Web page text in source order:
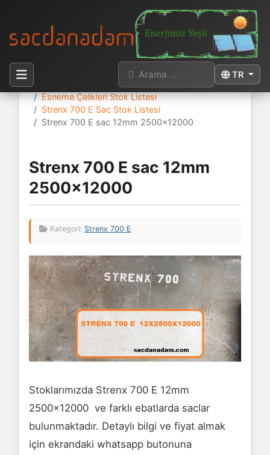
Dilinizi seçin
TR
Arama
Buradasınız:
Esneme Çelikleri Stok Listesi
Strenx 700 E Sac Stok Listesi
Strenx 700 E sac 12mm 2500x12000
Strenx 700 E sac 12mm
2500x12000
Kategori: Strenx 700 E
Stoklarımızda Strenx 700 E 12mm
2500x12000 ve farklı ebatlarda saclar
bulunmaktadır. Detaylı bilgi ve fiyat almak
için ekrandaki whatsapp butonuna